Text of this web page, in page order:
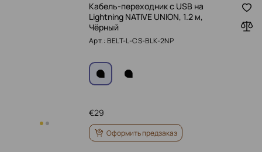
Кабель-переходник с USB на
Lightning NATIVE UNION, 1.2 м,
Чёрный
Арт.: BELT-L-CS-BLK-2NP
29
€
Оформить предзаказ